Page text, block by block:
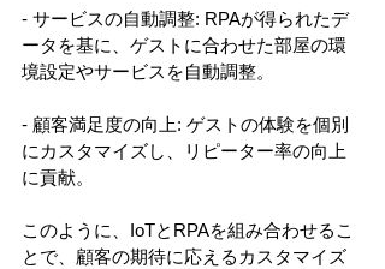
- サービスの自動調整: RPAが得られたデ
ータを基に、ゲストに合わせた部屋の環
境設定やサービスを自動調整。
- 顧客満足度の向上: ゲストの体験を個別
にカスタマイズし、リピーター率の向上
に貢献。
このように、IoTとRPAを組み合わせるこ
とで、顧客の期待に応えるカスタマイズ